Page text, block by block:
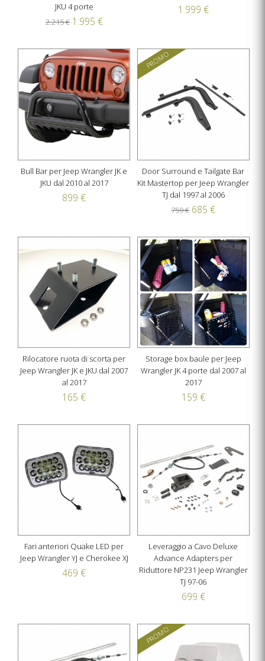
JKU 4 porte
2.215 € 1.995 €
1.999 €
Bull Bar per Jeep Wrangler JK e
JKU dal 2010 al 2017
899 €
PROMO
Door Surround e Tailgate Bar
Kit Mastertop per Jeep Wrangler
TJ dal 1997 al 2006
759 € 685 €
Rilocatore ruota di scorta per
Jeep Wrangler JK e JKU dal 2007
al 2017
165 €
Storage box baule per Jeep
Wrangler JK 4 porte dal 2007 al
2017
159 €
Fari anteriori Quake LED per
Jeep Wrangler YJ e Cherokee XJ
469 €
Leveraggio a Cavo Deluxe
Advance Adapters per
Riduttore NP231 Jeep Wrangler
TJ 97-06
699 €
PROMO